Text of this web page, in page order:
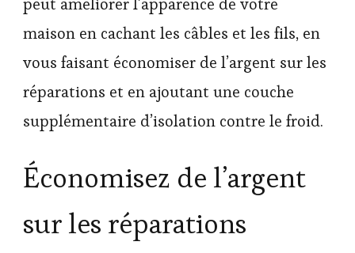
maison en cachant les câbles et les fils, en
vous faisant économiser de l’argent sur les
réparations et en ajoutant une couche
supplémentaire d’isolation contre le froid.
Économisez de l’argent
sur les réparations